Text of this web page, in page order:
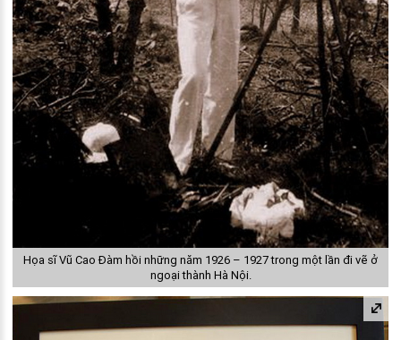
Họa sĩ Vũ Cao Đàm hồi những năm 1926 – 1927 trong một lần đi vẽ ở
ngoại thành Hà Nội.